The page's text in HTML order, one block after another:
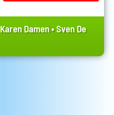
Karen Damen•Sven De